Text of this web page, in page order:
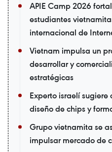
APIE Camp 2026
estudiantes
internacional de
Vietnam impulsa un
desarrollar y
estratégicas
Experto israelí
diseño de chips y
Grupo vietnamita se
impulsar mercado de